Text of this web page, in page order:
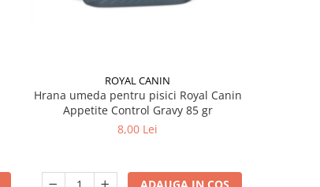
ROYAL CANIN
Hrana umeda pentru pisici Royal Canin
Appetite Control Gravy 85 gr
8,00 Lei